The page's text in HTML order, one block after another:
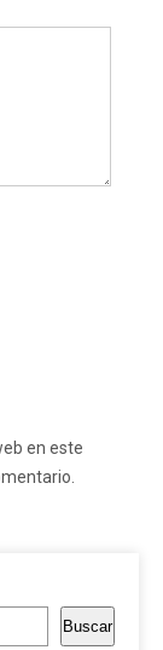
en este
Buscar